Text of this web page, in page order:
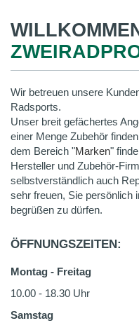
Wir betreuen unsere
Radsports.
Unser breit gefächertes
einer Menge Zubehör
dem Bereich "Marken"
Hersteller und Zubehör-
selbstverständlich auch
sehr freuen, Sie persönlich
begrüßen zu dürfen.
ÖFFNUNGSZEITEN:
Montag - Freitag
10.00 - 18.30 Uhr
Samstag